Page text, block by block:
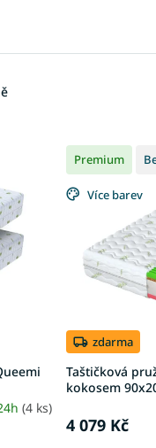
(4 ks)
Premium
Více barev
zdarma
Taštičková
kokosem
4 079 Kč